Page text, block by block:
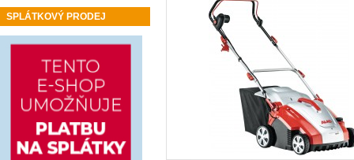
0100211S
nejiskřivý plochý (palcový) klíč
SPLÁTKOVÝ PRODEJ